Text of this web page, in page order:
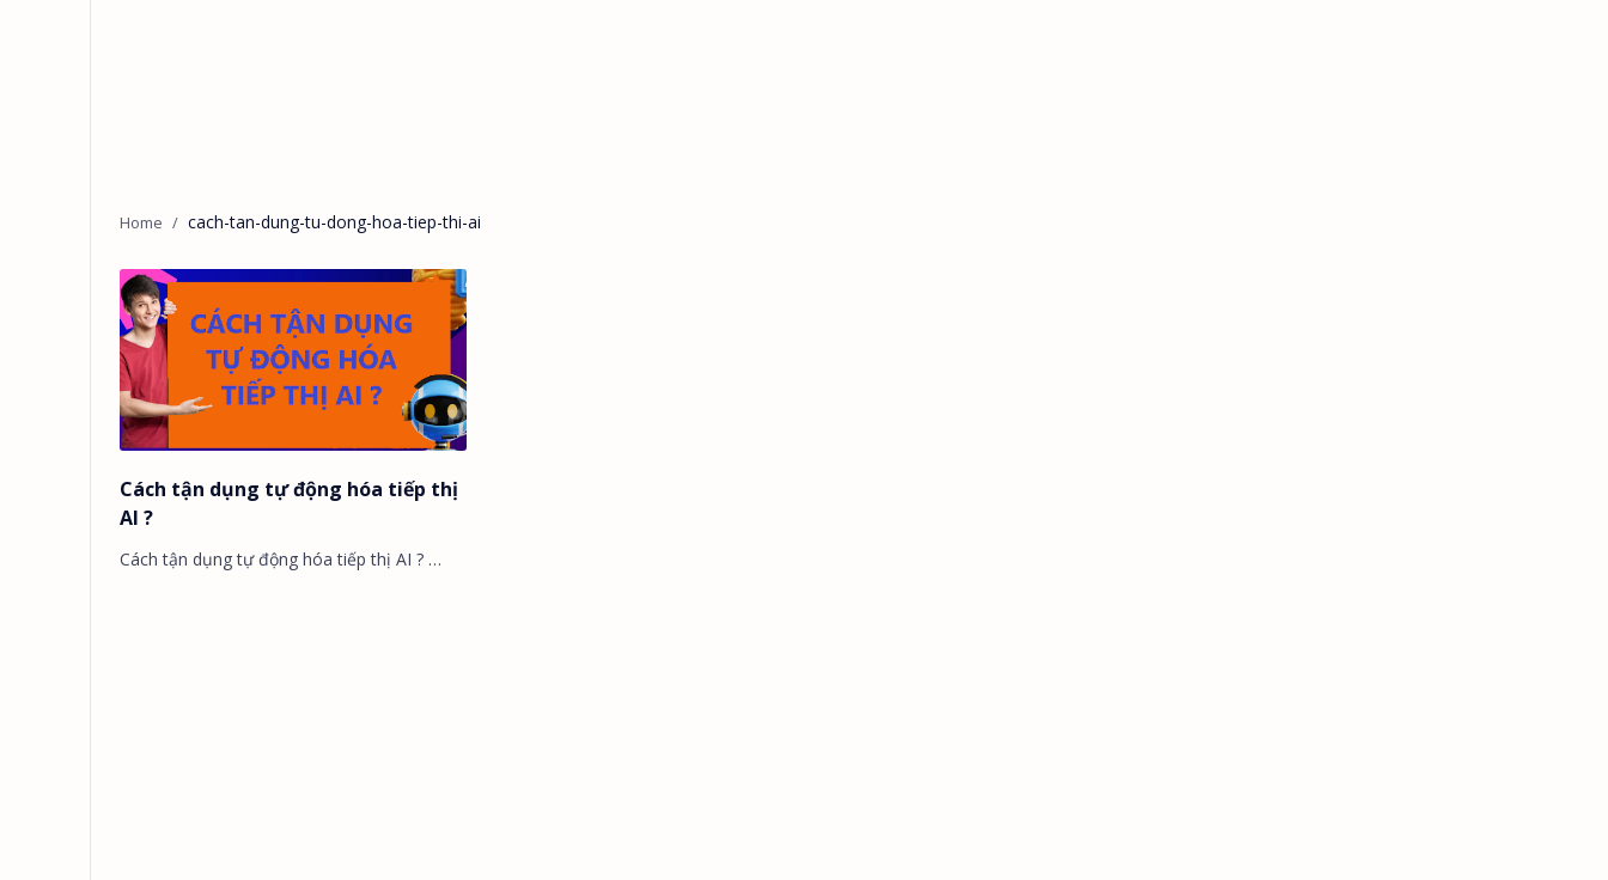
cach-tan-dung-tu-dong-hoa-tiep-thi-ai
Cách tận dụng tự động hóa tiếp thị
AI ?
Cách tận dụng tự động hóa tiếp thị AI ? …